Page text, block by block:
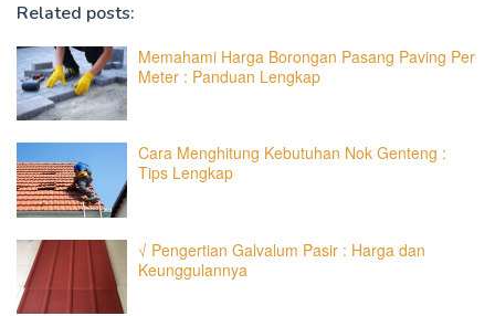
Related posts:
Memahami Harga Borongan Pasang Paving Per
Meter : Panduan Lengkap
Cara Menghitung Kebutuhan Nok Genteng :
Tips Lengkap
√ Pengertian Galvalum Pasir : Harga dan
Keunggulannya